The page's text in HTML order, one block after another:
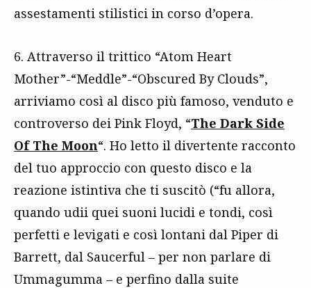
assestamenti stilistici in corso d’opera.
6. Attraverso il trittico “Atom Heart
Mother”-“Meddle”-“Obscured By Clouds”,
arriviamo così al disco più famoso, venduto e
controverso dei Pink Floyd, “The Dark Side
Of The Moon“. Ho letto il divertente racconto
del tuo approccio con questo disco e la
reazione istintiva che ti suscitò (“fu allora,
quando udii quei suoni lucidi e tondi, così
perfetti e levigati e così lontani dal Piper di
Barrett, dal Saucerful – per non parlare di
Ummagumma – e perfino dalla suite